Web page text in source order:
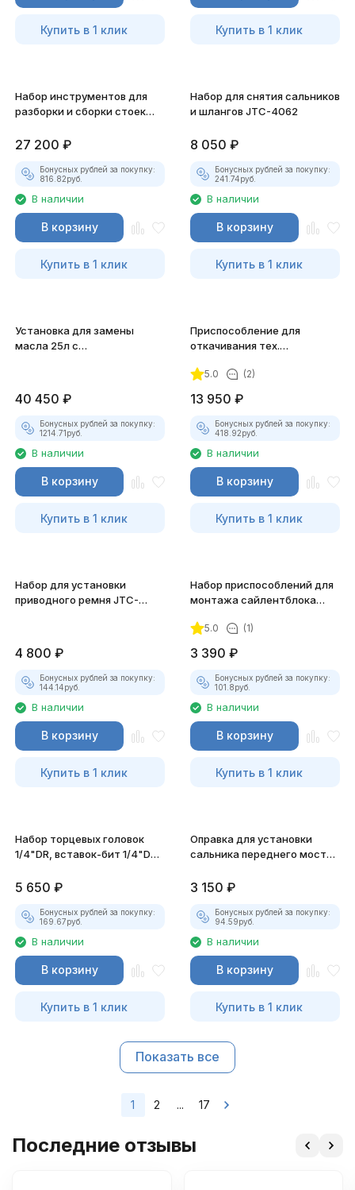
Купить в 1 клик Купить в 1 клик
Набор инструментов для
разборки и сборки стоек
27 200 ₽
Бонусных рублей за покупку:
816.82руб.
В наличии
В корзину
Купить в 1 клик
Набор для снятия сальников
и шлангов JTC-4062
8 050 ₽
Бонусных рублей за покупку:
241.74руб.
В наличии
В корзину
Купить в 1 клик
Установка для замены
масла 25л с
40 450 ₽
Бонусных рублей за покупку:
1214.71руб.
В наличии
В корзину
Купить в 1 клик
Приспособление для
откачивания тех.
приводом JTC-1045
5.0 (2)
13 950 ₽
Бонусных рублей за покупку:
418.92руб.
В наличии
В корзину
Купить в 1 клик
Набор для установки
приводного ремня JTC-
4 800 ₽
Бонусных рублей за покупку:
144.14руб.
В наличии
В корзину
Купить в 1 клик
Набор приспособлений для
монтажа сайлентблока
5.0 (1)
3 390 ₽
Бонусных рублей за покупку:
101.8руб.
В наличии
В корзину
Купить в 1 клик
Набор торцевых головок
1/4"DR, вставок-бит 1/4"DR,
5 650 ₽
Бонусных рублей за покупку:
169.67руб.
В наличии
В корзину
Купить в 1 клик
Оправка для установки
сальника переднего моста
3 150 ₽
Бонусных рублей за покупку:
94.59руб.
В наличии
В корзину
Купить в 1 клик
Показать все
1 2 ... 17
Последние отзывы